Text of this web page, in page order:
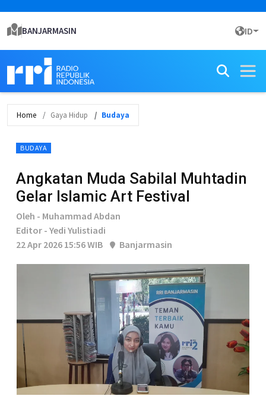
BANJARMASIN ID
Home Gaya Hidup Budaya
BUDAYA
Angkatan Muda Sabilal Muhtadin
Gelar Islamic Art Festival
Oleh - Muhammad Abdan
Editor - Yedi Yulistiadi
22 Apr 2026 15:56 WIB
Banjarmasin